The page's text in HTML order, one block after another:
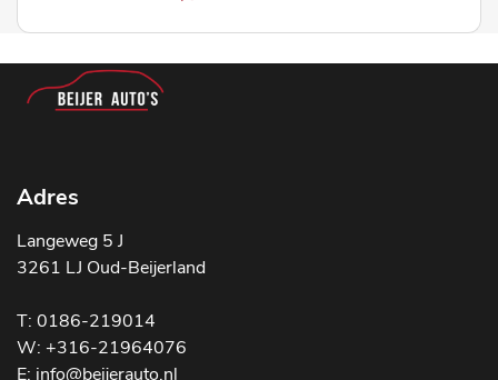
Adres
Langeweg 5 J
3261 LJ Oud-Beijerland
T: 0186-219014
W: +316-21964076
E: info@beijerauto.nl